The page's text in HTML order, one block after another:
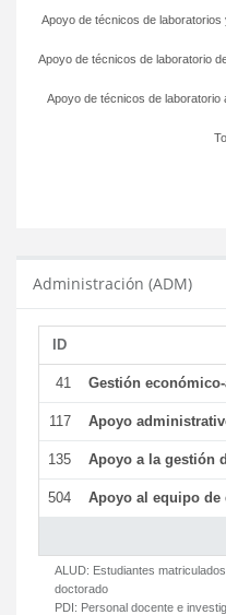
Apoyo de técnicos de laboratorio
Apoyo de técnicos de laboratorio
Apoyo de técnicos de laboratorios
Administración (ADM)
ID
41 Gestión
117 Apoyo
135 Apoyo a la gestión
504 Apoyo al equipo de
ALUD: Estudiantes
doctorado
PDI: Personal docente e